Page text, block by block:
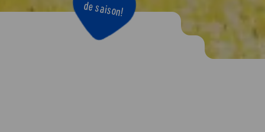
de saison!